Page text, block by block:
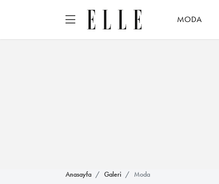
MODA
Anasayfa Galeri Moda